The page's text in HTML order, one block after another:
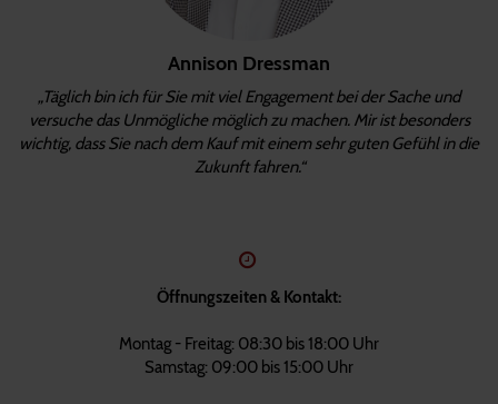
Annison Dressman
„Täglich bin ich für Sie mit viel Engagement bei der Sache und
versuche das Unmögliche möglich zu machen. Mir ist besonders
wichtig, dass Sie nach dem Kauf mit einem sehr guten Gefühl in die
Zukunft fahren.“
Öffnungszeiten & Kontakt:
Montag - Freitag: 08:30 bis 18:00 Uhr
Samstag: 09:00 bis 15:00 Uhr